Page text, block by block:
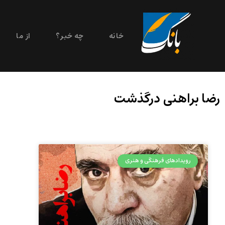
خانه چه خبر؟ از ما
رضا براهنی درگذشت
رویدادهای فرهنگی و هنری